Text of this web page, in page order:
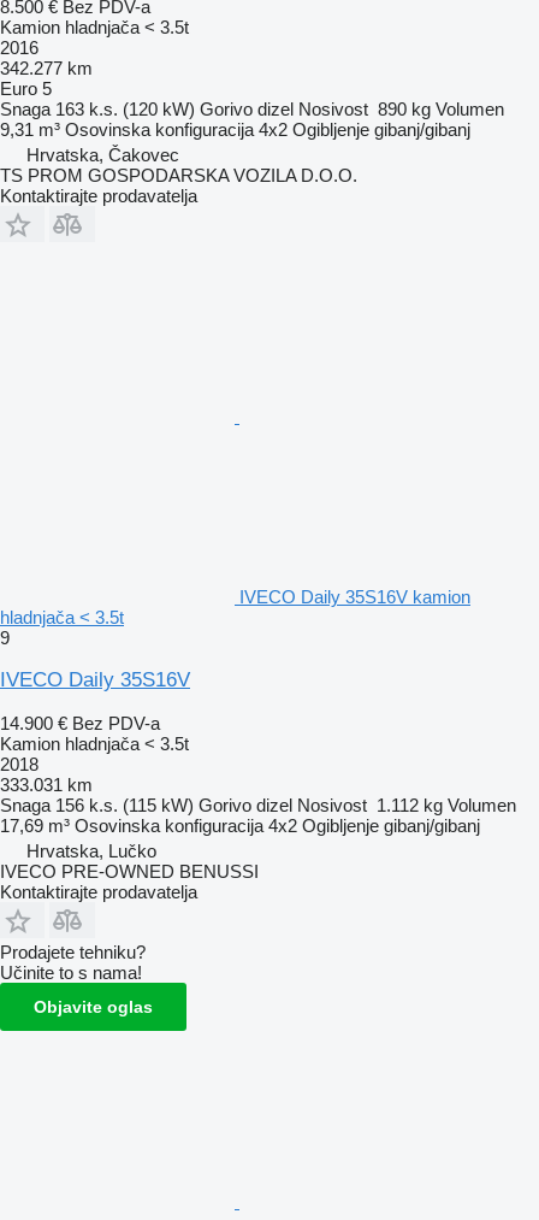
8.500 € Bez PDV-a
Kamion hladnjača < 3.5t
2016
342.277 km
Euro 5
Snaga 163 k.s. (120 kW) Gorivo dizel Nosivost 890 kg Volumen
9,31 m³ Osovinska konfiguracija 4x2 Ogibljenje gibanj/gibanj
Hrvatska, Čakovec
TS PROM GOSPODARSKA VOZILA D.O.O.
Kontaktirajte prodavatelja
IVECO Daily 35S16V kamion
hladnjača < 3.5t
9
IVECO Daily 35S16V
14.900 € Bez PDV-a
Kamion hladnjača < 3.5t
2018
333.031 km
Snaga 156 k.s. (115 kW) Gorivo dizel Nosivost 1.112 kg Volumen
17,69 m³ Osovinska konfiguracija 4x2 Ogibljenje gibanj/gibanj
Hrvatska, Lučko
IVECO PRE-OWNED BENUSSI
Kontaktirajte prodavatelja
Prodajete tehniku?
Učinite to s nama!
Objavite oglas